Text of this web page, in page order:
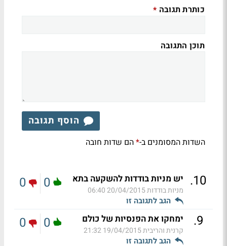
כותרת תגובה *
תוכן התגובה
הוסף תגובה
השדות המסומנים ב-*הם שדות חובה
10
. יש מניות בודדות להשקעה בתא
מניות בודדות20/04/2015 06:40
הגב לתגובה זו
0
0
9
. ימחקו את הפנסיות של כולם
קרנית והריבית19/04/2015 21:32
הגב לתגובה זו
0
0